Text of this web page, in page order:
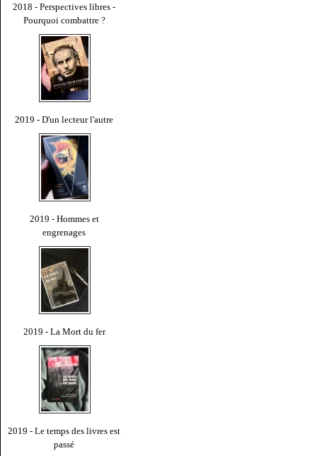
2018 - Perspectives libres -
Pourquoi combattre ?
2019 - D'un lecteur l'autre
2019 - Hommes et
engrenages
2019 - La Mort du fer
2019 - Le temps des livres est
passé